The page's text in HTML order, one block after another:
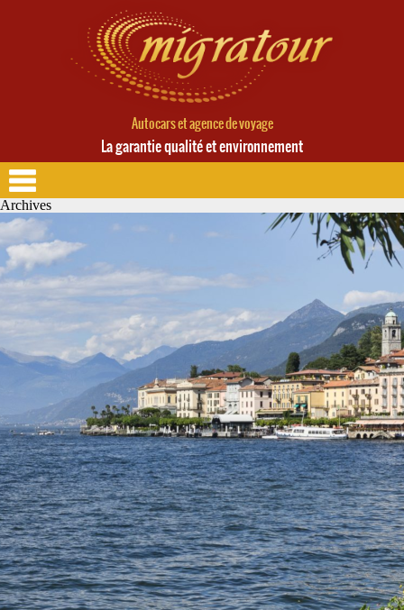
Autocars et agence de voyage
La garantie qualité et environnement
Archives